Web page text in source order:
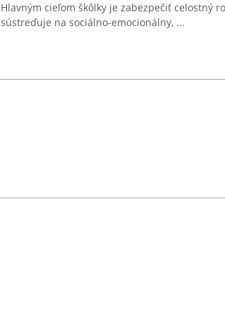
Hlavným cieľom škôlky je zabezpečiť celostný
sústreďuje na sociálno-emocionálny, ...